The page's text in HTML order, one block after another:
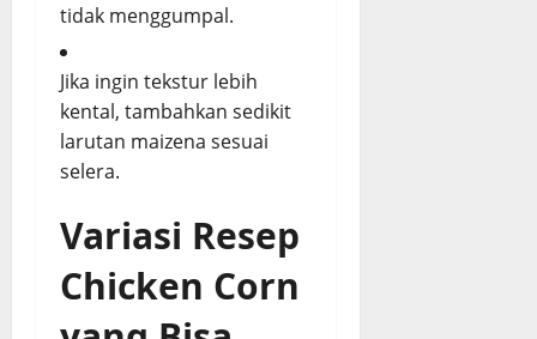
tidak menggumpal.
Jika ingin tekstur lebih
kental, tambahkan sedikit
larutan maizena sesuai
selera.
Variasi Resep
Chicken Corn